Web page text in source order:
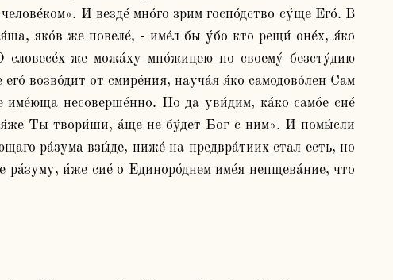
И везде́ мно́го зрим госпо́дство су́ще Его́. В
яко́в же повеле́, - име́л бы у́бо кто рещи́ оне́х, я́ко
же можа́ху мно́жицею по своему́ безсту́дию
возво́дит от смире́ния, науча́я я́ко самодово́лен Сам
име́юща несоверше́нно. Но да уви́дим, ка́ко само́е сие́
я́же Ты твори́ши, а́ще не бу́дет Бог с ним». И помы́сли
ра́зума взы́де, ниже́ на предвра́тиих стал есть, но
ра́зуму, и́же сие́ о Единоро́днем име́я непщева́ние, что